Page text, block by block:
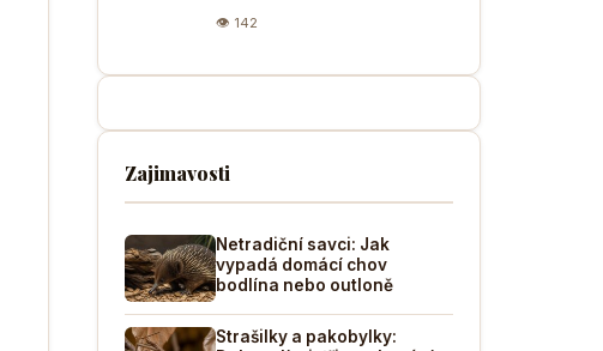
👁 142
Zajimavosti
Netradiční savci: Jak
vypadá domácí chov
bodlína nebo outloně
Strašilky a pakobylky: